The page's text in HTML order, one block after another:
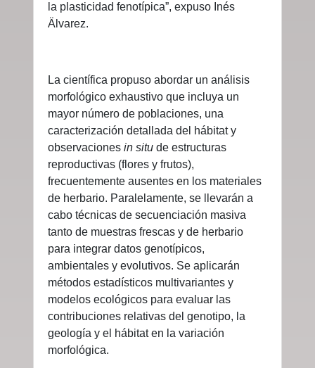
la plasticidad fenotípica”, expuso Inés
Älvarez.
La científica propuso abordar un análisis
morfológico exhaustivo que incluya un
mayor número de poblaciones, una
caracterización detallada del hábitat y
observaciones in situ de estructuras
reproductivas (flores y frutos),
frecuentemente ausentes en los materiales
de herbario. Paralelamente, se llevarán a
cabo técnicas de secuenciación masiva
tanto de muestras frescas y de herbario
para integrar datos genotípicos,
ambientales y evolutivos. Se aplicarán
métodos estadísticos multivariantes y
modelos ecológicos para evaluar las
contribuciones relativas del genotipo, la
geología y el hábitat en la variación
morfológica.